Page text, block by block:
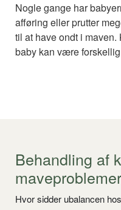
Nogle gange har
afføring eller prutter
til at have ondt i
baby kan være
Behandling af
maveproblemer
Hvor sidder ubalancen